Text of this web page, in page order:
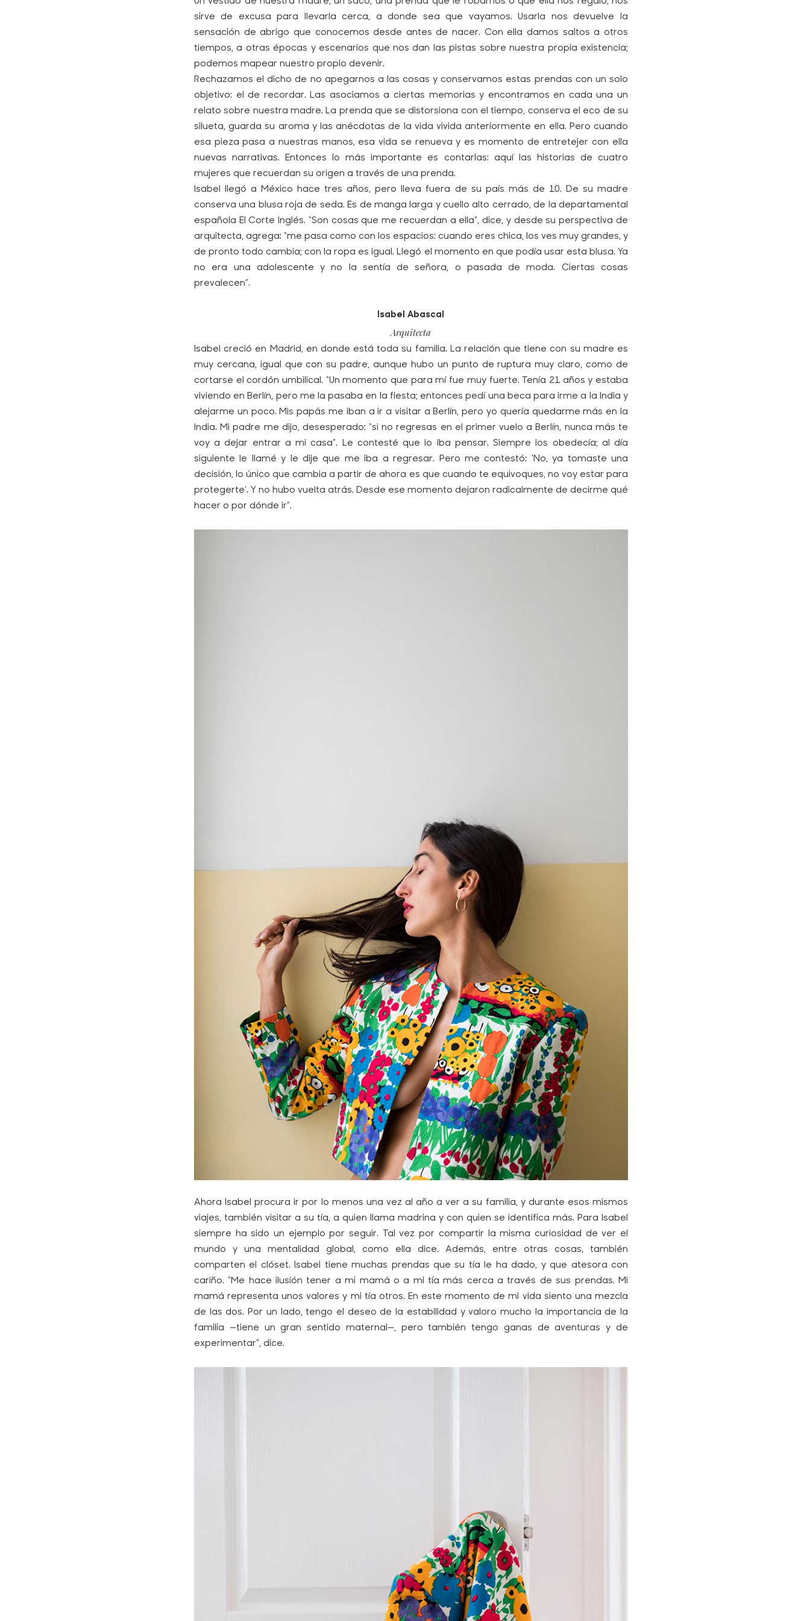
sirve de excusa para llevarla cerca, a donde sea que vayamos. Usarla nos devuelve la
sensación de abrigo que conocemos desde antes de nacer. Con ella damos saltos a otros
tiempos, a otras épocas y escenarios que nos dan las pistas sobre nuestra propia existencia;
podemos mapear nuestro propio devenir.
Rechazamos el dicho de no apegarnos a las cosas y conservamos estas prendas con un solo
objetivo: el de recordar. Las asociamos a ciertas memorias y encontramos en cada una un
relato sobre nuestra madre. La prenda que se distorsiona con el tiempo, conserva el eco de su
silueta, guarda su aroma y las anécdotas de la vida vivida anteriormente en ella. Pero cuando
esa pieza pasa a nuestras manos, esa vida se renueva y es momento de entretejer con ella
nuevas narrativas. Entonces lo más importante es contarlas: aquí las historias de cuatro
mujeres que recuerdan su origen a través de una prenda.
Isabel llegó a México hace tres años, pero lleva fuera de su país más de 10. De su madre
conserva una blusa roja de seda. Es de manga larga y cuello alto cerrado, de la departamental
española El Corte Inglés. “Son cosas que me recuerdan a ella”, dice, y desde su perspectiva de
arquitecta, agrega: “me pasa como con los espacios: cuando eres chica, los ves muy grandes, y
de pronto todo cambia; con la ropa es igual. Llegó el momento en que podía usar esta blusa. Ya
no era una adolescente y no la sentía de señora, o pasada de moda. Ciertas cosas
prevalecen”.
Isabel Abascal
Arquitecta
Isabel creció en Madrid, en donde está toda su familia. La relación que tiene con su madre es
muy cercana, igual que con su padre, aunque hubo un punto de ruptura muy claro, como de
cortarse el cordón umbilical. “Un momento que para mí fue muy fuerte. Tenía 21 años y estaba
viviendo en Berlín, pero me la pasaba en la fiesta; entonces pedí una beca para irme a la India y
alejarme un poco. Mis papás me iban a ir a visitar a Berlín, pero yo quería quedarme más en la
India. Mi padre me dijo, desesperado: “si no regresas en el primer vuelo a Berlín, nunca más te
voy a dejar entrar a mi casa”. Le contesté que lo iba pensar. Siempre los obedecía; al día
siguiente le llamé y le dije que me iba a regresar. Pero me contestó: ‘No, ya tomaste una
decisión, lo único que cambia a partir de ahora es que cuando te equivoques, no voy estar para
protegerte’. Y no hubo vuelta atrás. Desde ese momento dejaron radicalmente de decirme qué
hacer o por dónde ir”.
Ahora Isabel procura ir por lo menos una vez al año a ver a su familia, y durante esos mismos
viajes, también visitar a su tía, a quien llama madrina y con quien se identifica más. Para Isabel
siempre ha sido un ejemplo por seguir. Tal vez por compartir la misma curiosidad de ver el
mundo y una mentalidad global, como ella dice. Además, entre otras cosas, también
comparten el clóset. Isabel tiene muchas prendas que su tía le ha dado, y que atesora con
cariño. “Me hace ilusión tener a mi mamá o a mi tía más cerca a través de sus prendas. Mi
mamá representa unos valores y mi tía otros. En este momento de mi vida siento una mezcla
de las dos. Por un lado, tengo el deseo de la estabilidad y valoro mucho la importancia de la
familia —tiene un gran sentido maternal—, pero también tengo ganas de aventuras y de
experimentar”, dice.